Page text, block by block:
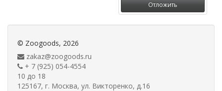
Отложить
© Zoogoods, 2026
zakaz@zoogoods.ru
+ 7 (925) 054-4554
10 до 18
125167, г. Москва, ул. Викторенко, д.16